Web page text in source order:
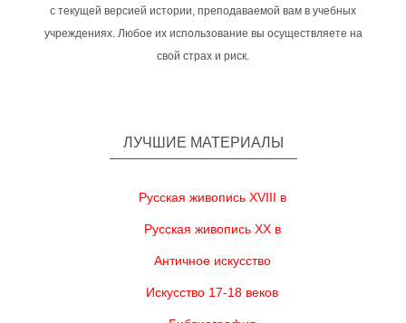
с текущей версией истории, преподаваемой вам в учебных
учреждениях. Любое их использование вы осуществляете на
свой страх и риск.
ЛУЧШИЕ МАТЕРИАЛЫ
Русская живопись XVIII в
Русская живопись XX в
Античное искусство
Искусство 17-18 веков